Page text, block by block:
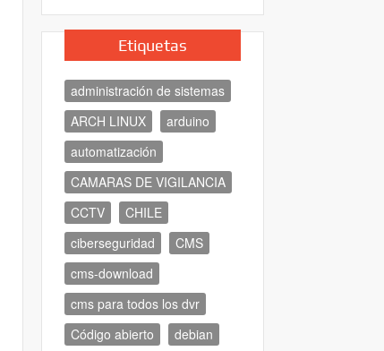
Etiquetas
administración de sistemas
ARCH LINUX
arduino
automatización
CAMARAS DE VIGILANCIA
CCTV
CHILE
ciberseguridad
CMS
cms-download
cms para todos los dvr
Código abierto
debian